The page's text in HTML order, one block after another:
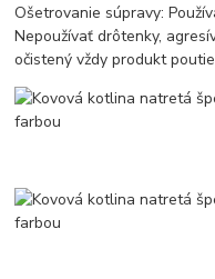
Ošetrovanie súpravy:
Nepoužívať drôtenky,
očistený vždy produkt